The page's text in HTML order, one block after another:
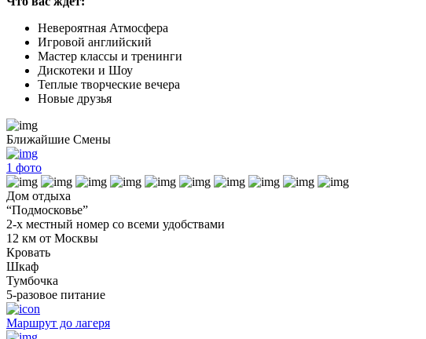
Невероятная Атмосфера
Игровой английский
Мастер классы и тренинги
Дискотеки и Шоу
Теплые творческие вечера
Новые друзья
Ближайшие Смены
1 фото
Дом отдыха
“Подмосковье”
2-х местный номер со всеми удобствами
12 км от Москвы
Кровать
Шкаф
Тумбочка
5-разовое питание
Маршрут до лагеря